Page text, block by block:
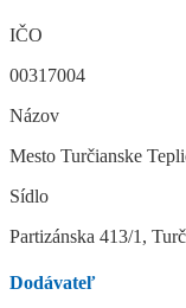
IČO
00317004
Názov
Mesto Turčianske
Sídlo
Partizánska 413/1,
Dodávateľ